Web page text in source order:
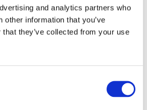
and analytics partners who
other information that you’ve
they’ve collected from your use
Комп'ютерна діагностика,
зчитування параметрів
наддуву в динаміці.
вакуумний насос, за
допомогою вакуумметра.